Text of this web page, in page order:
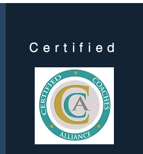
Certified